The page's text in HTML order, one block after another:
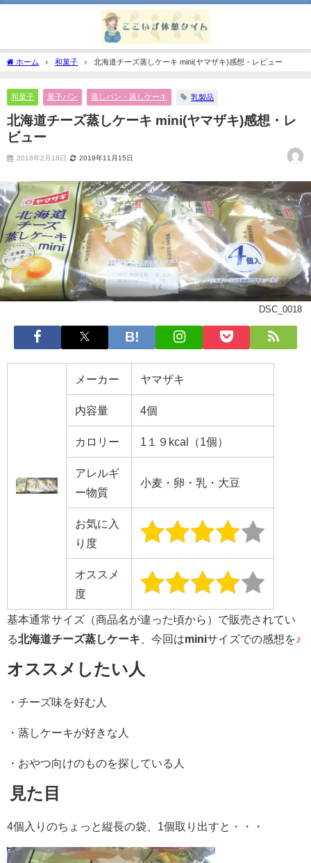
ホーム 和菓子 北海道チーズ蒸しケーキ mini(ヤマザキ)感想・レビュー
和菓子 菓子パン 蒸しパン・蒸しケーキ 乳製品
北海道チーズ蒸しケーキ mini(ヤマザキ)感想・レ
ビュー
2018年2月18日 2019年11月15日
DSC_0018
メーカー ヤマザキ
内容量 4個
カロリー 1１９kcal（1個）
アレルギ
ー物質
小麦・卵・乳・大豆
お気に入
り度
オススメ
度
基本通常サイズ（商品名が違った頃から）で販売されてい
る北海道チーズ蒸しケーキ 、今回はminiサイズでの感想を ♪
オススメしたい人
・チーズ味を好む人
・蒸しケーキが好きな人
・おやつ向けのものを探している人
見た目
4個入りのちょっと縦長の袋、1個取り出すと・・・